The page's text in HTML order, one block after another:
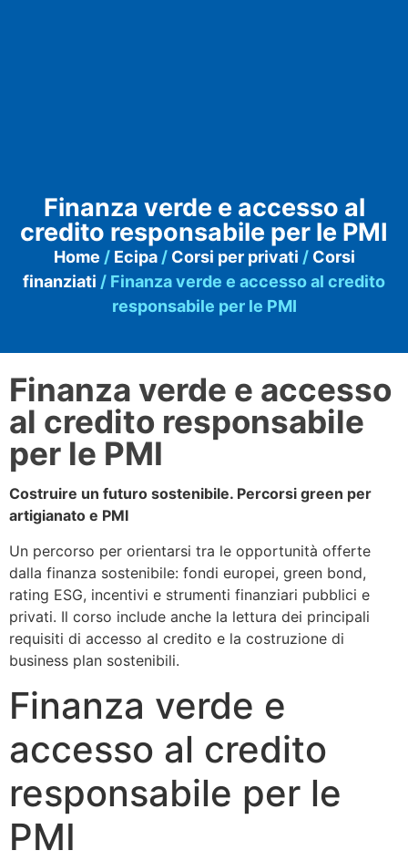
Finanza verde e accesso al
credito responsabile per le PMI
Home / Ecipa/ Corsi per privati / Corsi
finanziati / Finanza verde e accesso al credito
responsabile per le PMI
Finanza verde e accesso
al credito responsabile
per le PMI
Costruire un futuro sostenibile. Percorsi green per
artigianato e PMI
Un percorso per orientarsi tra le opportunità offerte
dalla finanza sostenibile: fondi europei, green bond,
rating ESG, incentivi e strumenti finanziari pubblici e
privati. Il corso include anche la lettura dei principali
requisiti di accesso al credito e la costruzione di
business plan sostenibili.
Finanza verde e
accesso al credito
responsabile per le
PMI